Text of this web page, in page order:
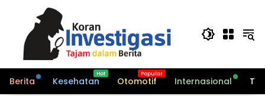
Berita Kesehatan Otomotif Internasional